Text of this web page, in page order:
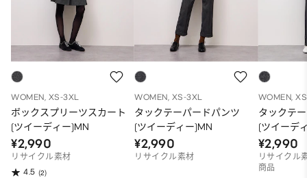
WOMEN, XS-3XL
ボックスプリーツスカート
(ツイーディー)MN
¥2,990
リサイクル素材
4.5 (2)
WOMEN, XS-3XL
タックテーパードパンツ
(ツイーディー)MN
¥2,990
リサイクル素材
WOMEN,
タックテ
(ツイーデ
¥2,990
リサイクル
商品